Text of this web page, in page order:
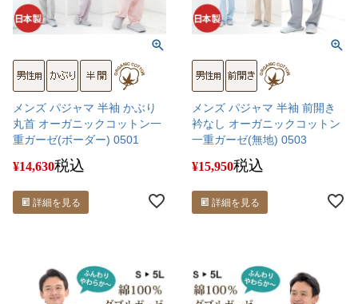
メンズ パジャマ 半袖 かぶり
丸首 オーガニックコットン一
重ガーゼ(ボーダー) 0501
¥14,630税込
詳細を見る
メンズ パジャマ 半袖 前開き
衿なし オーガニックコットン
一重ガーゼ(無地) 0503
¥15,950税込
詳細を見る